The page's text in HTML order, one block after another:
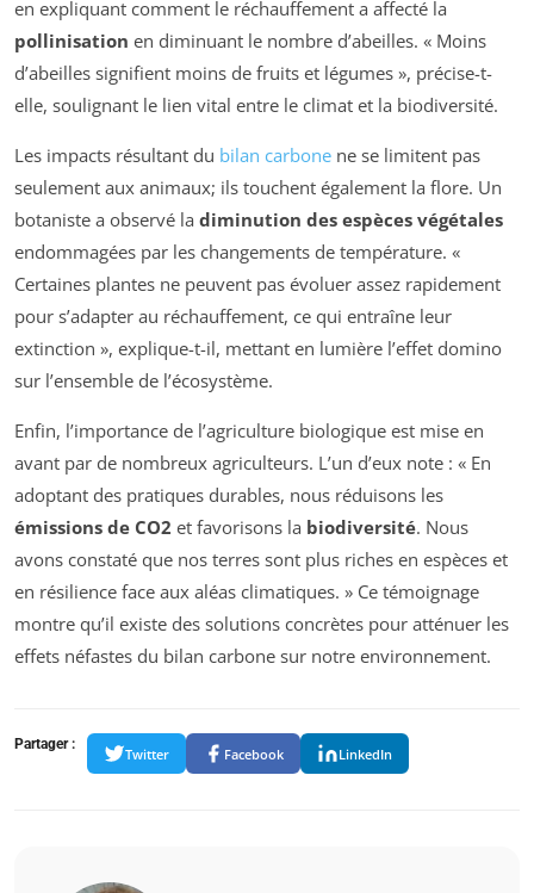
en expliquant comment le réchauffement a affecté la
pollinisation en diminuant le nombre d’abeilles. « Moins
d’abeilles signifient moins de fruits et légumes », précise-t-
elle, soulignant le lien vital entre le climat et la biodiversité.
Les impacts résultant du bilan carbone ne se limitent pas
seulement aux animaux; ils touchent également la flore. Un
botaniste a observé la diminution des espèces végétales
endommagées par les changements de température. «
Certaines plantes ne peuvent pas évoluer assez rapidement
pour s’adapter au réchauffement, ce qui entraîne leur
extinction », explique-t-il, mettant en lumière l’effet domino
sur l’ensemble de l’écosystème.
Enfin, l’importance de l’agriculture biologique est mise en
avant par de nombreux agriculteurs. L’un d’eux note : « En
adoptant des pratiques durables, nous réduisons les
émissions de CO2 et favorisons la biodiversité. Nous
avons constaté que nos terres sont plus riches en espèces et
en résilience face aux aléas climatiques. » Ce témoignage
montre qu’il existe des solutions concrètes pour atténuer les
effets néfastes du bilan carbone sur notre environnement.
Partager :
Twitter Facebook LinkedIn